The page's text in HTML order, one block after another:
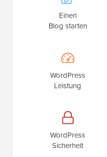
Einen
Blog starten
WordPress
Leistung
WordPress
Sicherheit